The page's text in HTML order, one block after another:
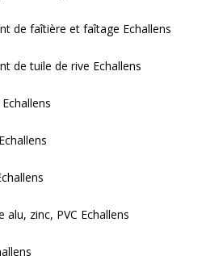
de faîtière et faîtage Echallens
de tuile de rive Echallens
zinc, PVC Echallens